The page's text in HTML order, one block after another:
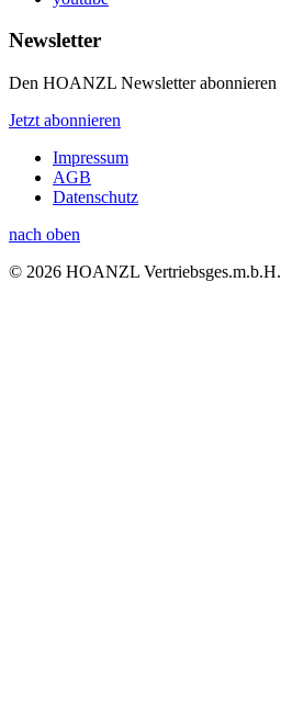
Newsletter
Den HOANZL Newsletter abonnieren
Jetzt abonnieren
Impressum
AGB
Datenschutz
nach oben
© 2026 HOANZL Vertriebsges.m.b.H.